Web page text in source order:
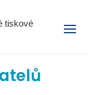
tiskové
Menu